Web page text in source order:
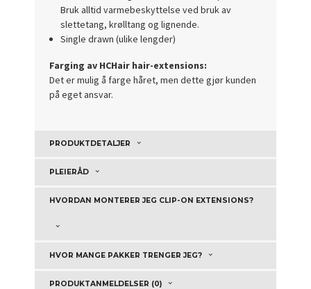
Bruk alltid varmebeskyttelse ved bruk av
slettetang, krølltang og lignende.
Single drawn (ulike lengder)
Farging av HCHair hair-extensions:
Det er mulig å farge håret, men dette gjør kunden
på eget ansvar.
PRODUKTDETALJER
PLEIERÅD
HVORDAN MONTERER JEG CLIP-ON EXTENSIONS?
HVOR MANGE PAKKER TRENGER JEG?
PRODUKTANMELDELSER (0)